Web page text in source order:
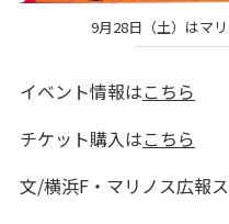
9月28日（土）はマ
イベント情報はこちら
チケット購入はこちら
文/横浜F・マリノス広報